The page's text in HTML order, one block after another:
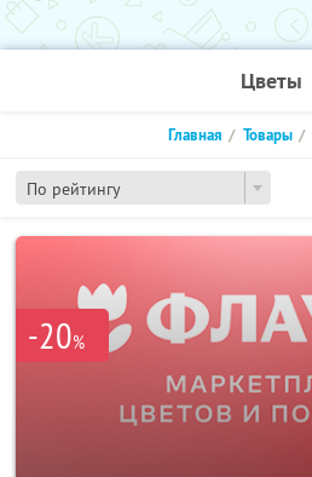
Цветы
По рейтингу
Главная Товары
-20%